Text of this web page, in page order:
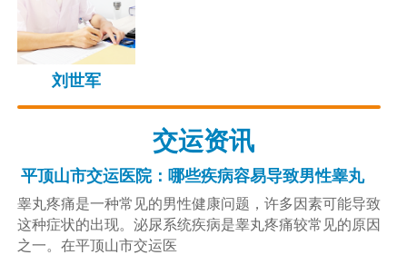
刘世军
交运资讯
平顶山市交运医院：哪些疾病容易导致男性睾丸
睾丸疼痛是一种常见的男性健康问题，许多因素可能导致
这种症状的出现。泌尿系统疾病是睾丸疼痛较常见的原因
之一。在平顶山市交运医